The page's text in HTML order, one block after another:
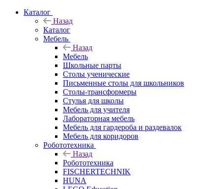
Каталог
Назад
Каталог
Мебель
Назад
Мебель
Школьные парты
Столы ученические
Письменные столы для школьников
Столы-трансформеры
Стулья для школы
Мебель для учителя
Лабораторная мебель
Мебель для гардероба и раздевалок
Мебель для коридоров
Робототехника
Назад
Робототехника
FISCHERTECHNIK
HUNA